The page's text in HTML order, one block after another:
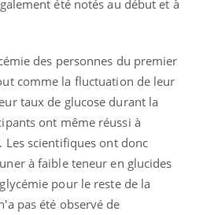
été notés au début et à
des personnes du premier
comme la fluctuation de leur
taux de glucose durant la
ont même réussi à
scientifiques ont donc
à faible teneur en glucides
pour le reste de la
pas été observé de